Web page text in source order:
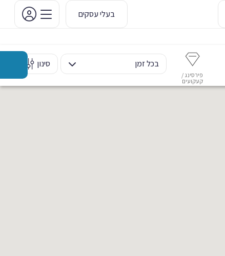
בעלי עסקים
פירסינג /
קעקועים
אסתטיקה דנטלית
בכל זמן סינון